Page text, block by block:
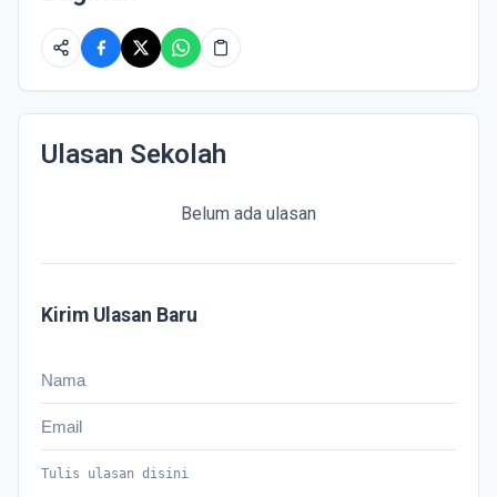
Ulasan Sekolah
Belum ada ulasan
Kirim Ulasan Baru